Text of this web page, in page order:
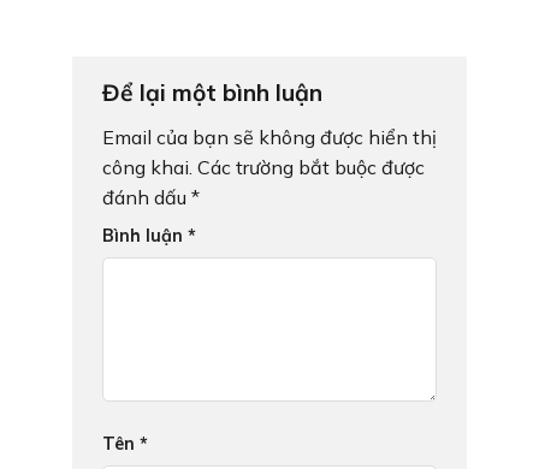
Để lại một bình luận
Email của bạn sẽ không được hiển thị
công khai. Các trường bắt buộc được
đánh dấu *
Bình luận *
Tên *